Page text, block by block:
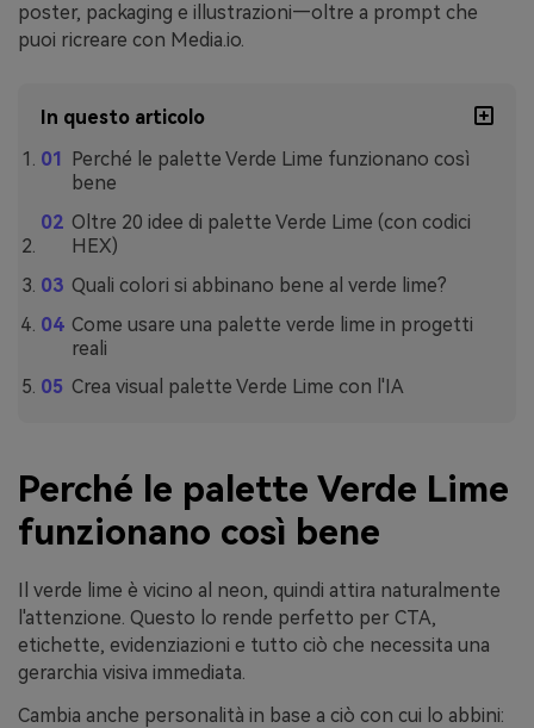
poster, packaging e illustrazioni—oltre a prompt che
puoi ricreare con Media.io.
In questo articolo
Perché le palette Verde Lime funzionano così
bene
Oltre 20 idee di palette Verde Lime (con codici
HEX)
Quali colori si abbinano bene al verde lime?
Come usare una palette verde lime in progetti
reali
Crea visual palette Verde Lime con l'IA
Perché le palette Verde Lime
funzionano così bene
Il verde lime è vicino al neon, quindi attira naturalmente
l'attenzione. Questo lo rende perfetto per CTA,
etichette, evidenziazioni e tutto ciò che necessita una
gerarchia visiva immediata.
Cambia anche personalità in base a ciò con cui lo abbini: